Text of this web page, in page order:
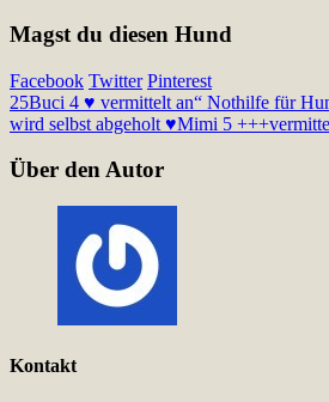
Magst du diesen Hund
Facebook Twitter Pinterest
25Buci 4 ♥ vermittelt an“ Nothilfe für
wird selbst abgeholt ♥Mimi 5
Über den Autor
Kontakt